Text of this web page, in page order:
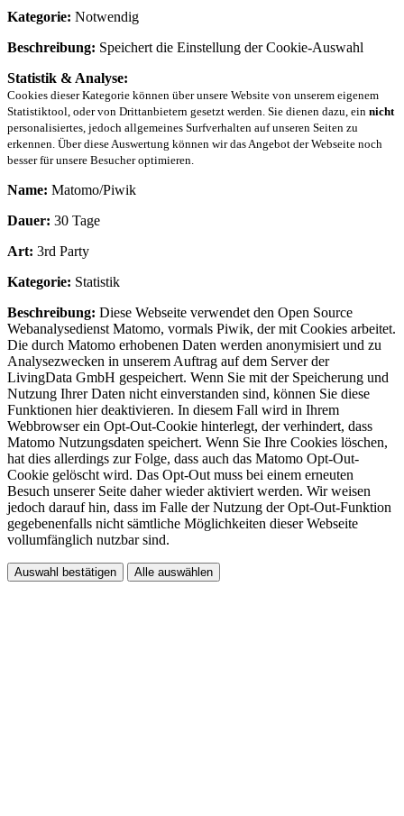
Kategorie: Notwendig
Beschreibung: Speichert die Einstellung der Cookie-Auswahl
Statistik & Analyse:
Cookies dieser Kategorie können über unsere Website von unserem eigenem
Statistiktool, oder von Drittanbietern gesetzt werden. Sie dienen dazu, ein nicht
personalisiertes, jedoch allgemeines Surfverhalten auf unseren Seiten zu
erkennen. Über diese Auswertung können wir das Angebot der Webseite noch
besser für unsere Besucher optimieren.
Name: Matomo/Piwik
Dauer: 30 Tage
Art: 3rd Party
Kategorie: Statistik
Beschreibung: Diese Webseite verwendet den Open Source
Webanalysedienst Matomo, vormals Piwik, der mit Cookies arbeitet.
Die durch Matomo erhobenen Daten werden anonymisiert und zu
Analysezwecken in unserem Auftrag auf dem Server der
LivingData GmbH gespeichert. Wenn Sie mit der Speicherung und
Nutzung Ihrer Daten nicht einverstanden sind, können Sie diese
Funktionen hier deaktivieren. In diesem Fall wird in Ihrem
Webbrowser ein Opt-Out-Cookie hinterlegt, der verhindert, dass
Matomo Nutzungsdaten speichert. Wenn Sie Ihre Cookies löschen,
hat dies allerdings zur Folge, dass auch das Matomo Opt-Out-
Cookie gelöscht wird. Das Opt-Out muss bei einem erneuten
Besuch unserer Seite daher wieder aktiviert werden. Wir weisen
jedoch darauf hin, dass im Falle der Nutzung der Opt-Out-Funktion
gegebenenfalls nicht sämtliche Möglichkeiten dieser Webseite
vollumfänglich nutzbar sind.
Auswahl bestätigen Alle auswählen